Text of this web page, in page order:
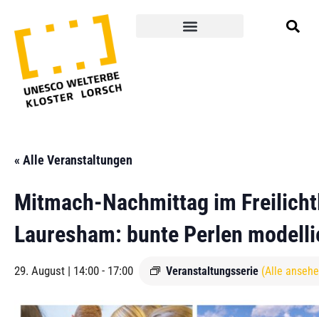
« Alle Veranstaltungen
Mitmach-Nachmittag im
Lauresham: bunte Perlen
29. August | 14:00 - 17:00 Veranstaltungsserie (Alle